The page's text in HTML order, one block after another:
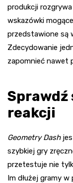
produkcji
wskazówki
przedstawione są
Zdecydowanie
zapomnieć nawet
Sprawdź
reakcji
Geometry Dash
szybkiej gry
przetestuje nie
Im dłużej gramy